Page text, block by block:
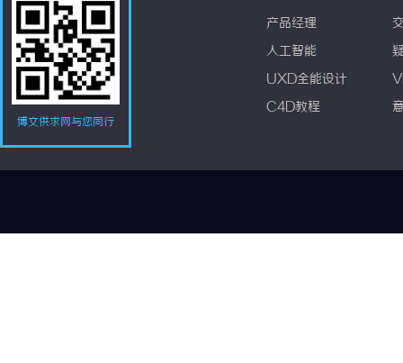
博文供求网与您同行
产品经理
人工智能
UXD全能设计
C4D教程